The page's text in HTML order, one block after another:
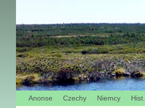
Anonse Czechy Niemcy Hist.